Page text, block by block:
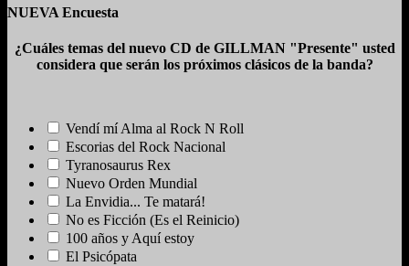
NUEVA Encuesta
¿Cuáles temas del nuevo CD de GILLMAN "Presente" usted
considera que serán los próximos clásicos de la banda?
Vendí mí Alma al Rock N Roll
Escorias del Rock Nacional
Tyranosaurus Rex
Nuevo Orden Mundial
La Envidia... Te matará!
No es Ficción (Es el Reinicio)
100 años y Aquí estoy
El Psicópata